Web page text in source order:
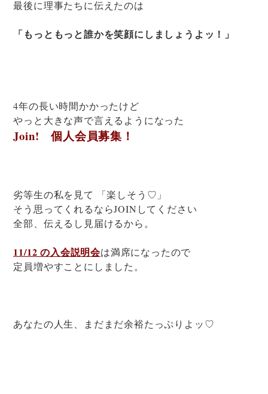
最後に理事たちに伝えたのは
「もっともっと誰かを笑顔にしましょうよッ！」
4年の長い時間かかったけど
やっと大きな声で言えるようになった
Join! 個人会員募集！
劣等生の私を見て 「楽しそう♡」
そう思ってくれるならJOINしてください
全部、伝えるし見届けるから。
11/12 の入会説明会は満席になったので
定員増やすことにしました。
あなたの人生、まだまだ余裕たっぷりよッ♡